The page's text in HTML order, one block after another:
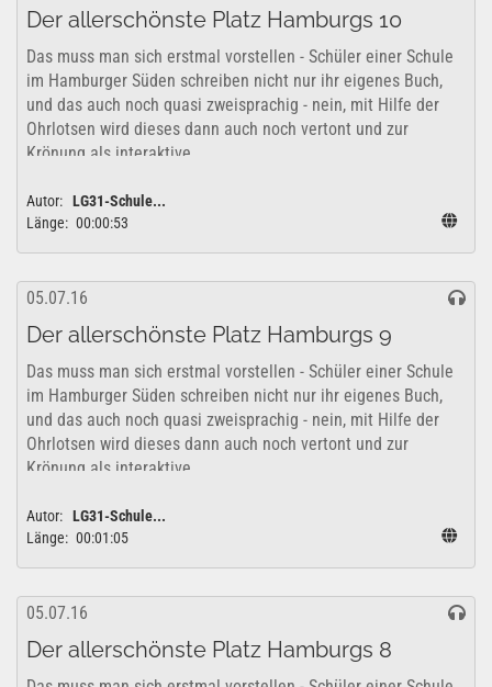
Der allerschönste Platz Hamburgs 10
Das muss man sich erstmal vorstellen - Schüler einer Schule
im Hamburger Süden schreiben nicht nur ihr eigenes Buch,
und das auch noch quasi zweisprachig - nein, mit Hilfe der
Ohrlotsen wird dieses dann auch noch vertont und zur
Krönung als interaktive...
Autor: LG31-Schule...
Länge: 00:00:53
05.07.16
Der allerschönste Platz Hamburgs 9
Das muss man sich erstmal vorstellen - Schüler einer Schule
im Hamburger Süden schreiben nicht nur ihr eigenes Buch,
und das auch noch quasi zweisprachig - nein, mit Hilfe der
Ohrlotsen wird dieses dann auch noch vertont und zur
Krönung als interaktive...
Autor: LG31-Schule...
Länge: 00:01:05
05.07.16
Der allerschönste Platz Hamburgs 8